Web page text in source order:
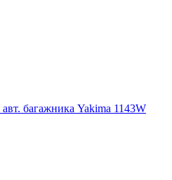
багажника Yakima 1143W